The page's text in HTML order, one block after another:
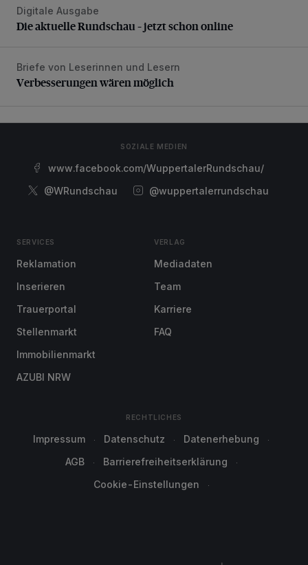
Die aktuelle Rundschau – jetzt schon online
Digitale Ausgabe
Die aktuelle Rundschau – jetzt schon online
Verbesserungen wären möglich
Briefe von Leserinnen und Lesern
Verbesserungen wären möglich
SOZIALE MEDIEN
www.facebook.com/WuppertalerRundschau/
@WRundschau
@wuppertalerrundschau
SERVICES
Reklamation
Inserieren
Trauerportal
Stellenmarkt
Immobilienmarkt
AZUBI NRW
VERLAG
Mediadaten
Team
Karriere
FAQ
RECHTLICHES
Impressum Datenschutz
Datenerhebung
AGB
Barrierefreiheitserklärung
Cookie-Einstellungen